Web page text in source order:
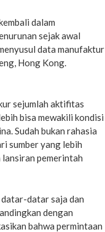
dalam
sejak awal
data manufaktur
Hong Kong.
sejumlah aktifitas
bisa mewakili kondisi
Sudah bukan rahasia
sumber yang lebih
pemerintah
datar saja dan
dengan
bahwa permintaan